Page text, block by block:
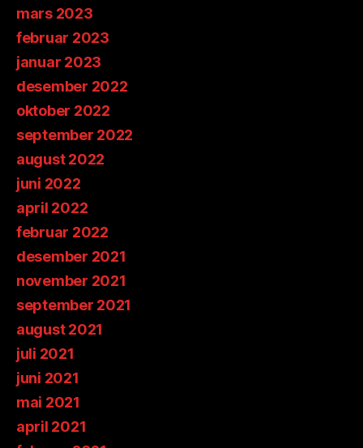
mars 2023
februar 2023
januar 2023
desember 2022
oktober 2022
september 2022
august 2022
juni 2022
april 2022
februar 2022
desember 2021
november 2021
september 2021
august 2021
juli 2021
juni 2021
mai 2021
april 2021